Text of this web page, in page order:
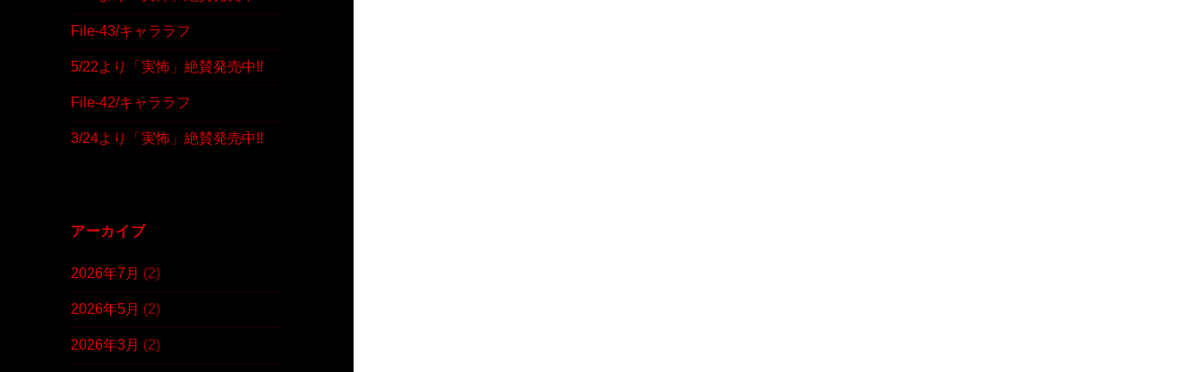
File-43/キャララフ
5/22より「実怖」絶賛発売中!!
File-42/キャララフ
3/24より「実怖」絶賛発売中!!
アーカイブ
2026年7月 (2)
2026年5月 (2)
2026年3月 (2)